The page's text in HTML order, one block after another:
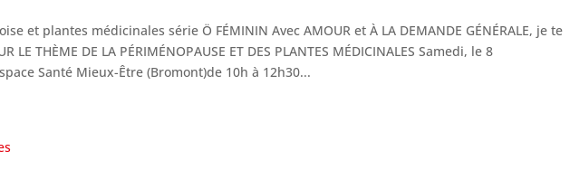
et plantes médicinales série Ö FÉMININ Avec AMOUR et À LA DEMANDE GÉNÉRALE, je te
LE THÈME DE LA PÉRIMÉNOPAUSE ET DES PLANTES MÉDICINALES Samedi, le 8
Santé Mieux-Être (Bromont)de 10h à 12h30...